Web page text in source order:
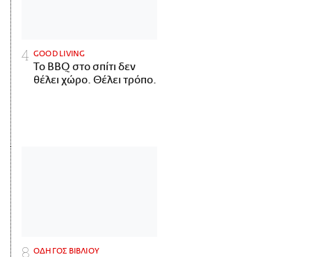
GOOD LIVING
Το BBQ στο σπίτι δεν
θέλει χώρο. Θέλει τρόπο.
ΟΔΗΓΟΣ ΒΙΒΛΙΟΥ